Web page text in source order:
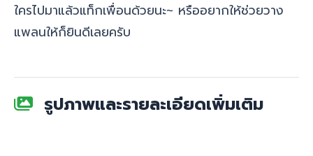
ใครไปมาแล้วแท็กเพื่อนด้วยนะ~ หรืออยากให้ช่วยวาง
แพลนให้ก็ยินดีเลยครับ
รูปภาพและรายละเอียดเพิ่มเติม